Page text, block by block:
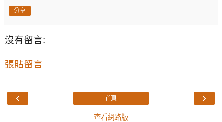
分享
沒有留言:
張貼留言
‹ ›
首頁
查看網路版